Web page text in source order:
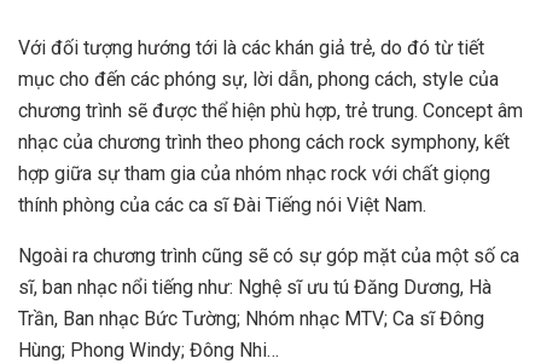
Với đối tượng hướng tới là các khán giả trẻ, do đó từ tiết
mục cho đến các phóng sự, lời dẫn, phong cách, style của
chương trình sẽ được thể hiện phù hợp, trẻ trung. Concept âm
nhạc của chương trình theo phong cách rock symphony, kết
hợp giữa sự tham gia của nhóm nhạc rock với chất giọng
thính phòng của các ca sĩ Đài Tiếng nói Việt Nam.
Ngoài ra chương trình cũng sẽ có sự góp mặt của một số ca
sĩ, ban nhạc nổi tiếng như: Nghệ sĩ ưu tú Đăng Dương, Hà
Trần, Ban nhạc Bức Tường; Nhóm nhạc MTV; Ca sĩ Đông
Hùng; Phong Windy; Đông Nhi…